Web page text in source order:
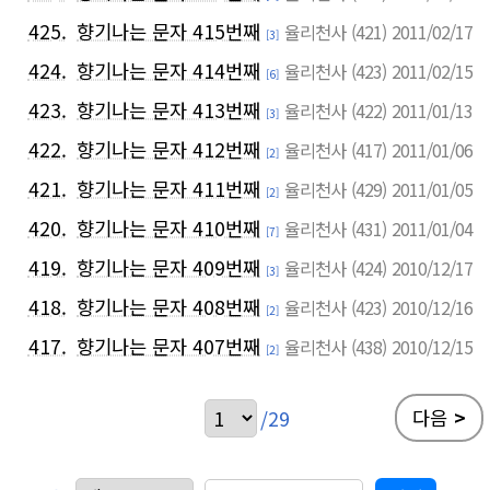
425. 향기나는 문자 415번째 [3] 율리천사 (421) 2011/02/17
424. 향기나는 문자 414번째 [6] 율리천사 (423) 2011/02/15
423. 향기나는 문자 413번째 [3] 율리천사 (422) 2011/01/13
422. 향기나는 문자 412번째 [2] 율리천사 (417) 2011/01/06
421. 향기나는 문자 411번째 [2] 율리천사 (429) 2011/01/05
420. 향기나는 문자 410번째 [7] 율리천사 (431) 2011/01/04
419. 향기나는 문자 409번째 [3] 율리천사 (424) 2010/12/17
418. 향기나는 문자 408번째 [2] 율리천사 (423) 2010/12/16
417. 향기나는 문자 407번째 [2] 율리천사 (438) 2010/12/15
/29 다음 >